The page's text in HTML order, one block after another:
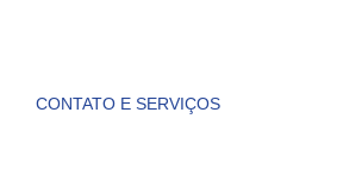
CONTATO E SERVIÇOS